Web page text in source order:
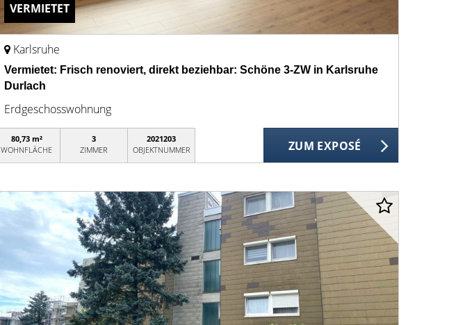
VERMIETET
Karlsruhe
Vermietet: Frisch renoviert, direkt beziehbar: Schöne 3-ZW in Karlsruhe
Durlach
Erdgeschosswohnung
80,73 m²
WOHNFLÄCHE
3
ZIMMER
2021203
OBJEKTNUMMER
ZUM EXPOSÉ